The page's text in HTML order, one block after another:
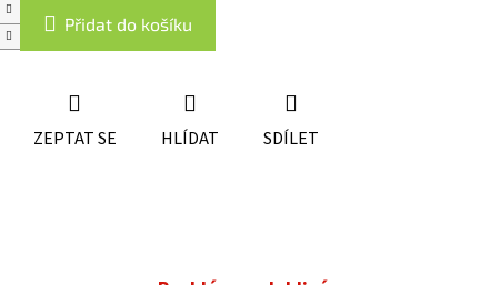
Přidat do košíku
ZEPTAT SE HLÍDAT SDÍLET